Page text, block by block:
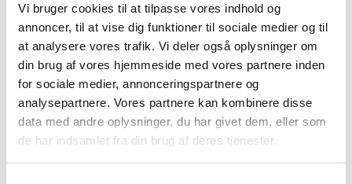
Vi bruger cookies til at tilpasse vores indhold og
annoncer, til at vise dig funktioner til sociale medier og til
at analysere vores trafik. Vi deler også oplysninger om
din brug af vores hjemmeside med vores partnere inden
for sociale medier, annonceringspartnere og
analysepartnere. Vores partnere kan kombinere disse
data med andre oplysninger, du har givet dem, eller som
de har indsamlet fra din brug af deres tjenester.
Eukalyptus træbænke
Parkbænke
Gyngebænke
Sport
Trampoliner
Gynger
Hoppeborge
Legehuse
Sandkasser